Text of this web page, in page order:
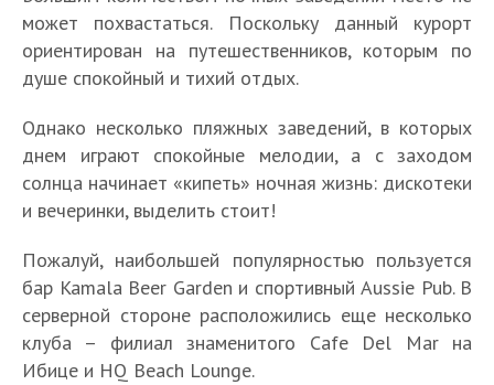
может похвастаться. Поскольку данный курорт
ориентирован на путешественников, которым по
душе спокойный и тихий отдых.
Однако несколько пляжных заведений, в которых
днем играют спокойные мелодии, а с заходом
солнца начинает «кипеть» ночная жизнь: дискотеки
и вечеринки, выделить стоит!
Пожалуй, наибольшей популярностью пользуется
бар Kamala Beer Garden и спортивный Aussie Pub. В
серверной стороне расположились еще несколько
клуба – филиал знаменитого Cafе Del Mar на
Ибице и HQ Beach Lounge.